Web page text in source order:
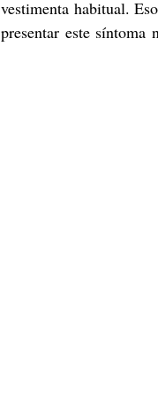
vestimenta habitual.
presentar este